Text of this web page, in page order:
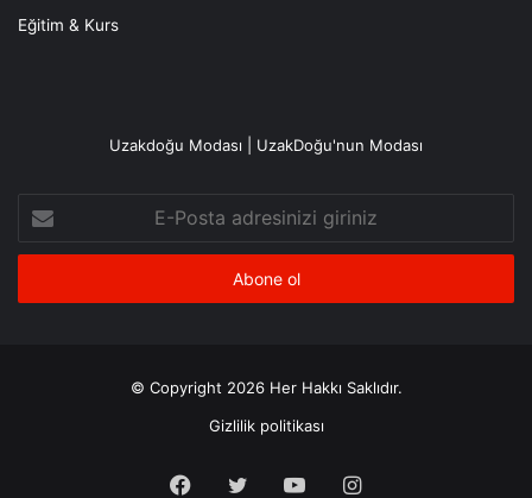
Eğitim & Kurs
Uzakdoğu Modası | UzakDoğu'nun Modası
Posta
adresinizi
© Copyright 2026 Her Hakkı Saklıdır.
Gizlilik politikası
Facebook
X YouTubeInstagram